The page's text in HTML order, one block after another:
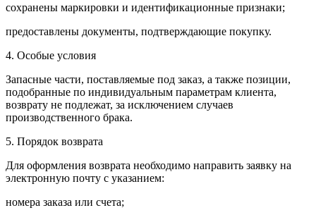
сохранены маркировки и идентификационные признаки;
предоставлены документы, подтверждающие покупку.
4. Особые условия
Запасные части, поставляемые под заказ, а также позиции,
подобранные по индивидуальным параметрам клиента,
возврату не подлежат, за исключением случаев
производственного брака.
5. Порядок возврата
Для оформления возврата необходимо направить заявку на
электронную почту с указанием:
номера заказа или счета;